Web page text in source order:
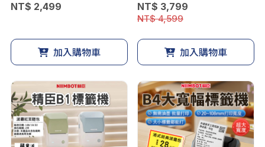
NT$ 2,499
加入購物車
NT$ 3,799
NT$ 4,599
加入購物車